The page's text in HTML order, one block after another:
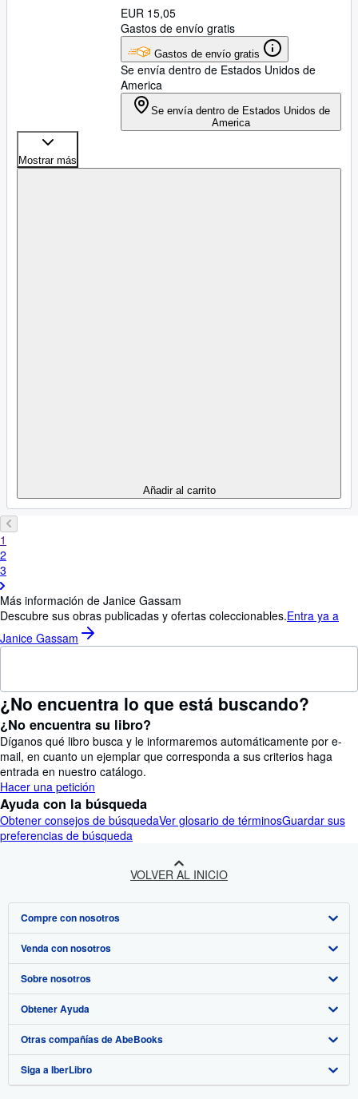
EUR 15,05
Gastos de envío gratis
Gastos de envío gratis
Se envía dentro de Estados Unidos de
America
Se envía dentro de Estados Unidos de
America
Mostrar más
Añadir al carrito
1
2
3
Más información de Janice Gassam
Descubre sus obras publicadas y ofertas coleccionables.Entra ya a
Janice Gassam
¿No encuentra lo que está buscando?
¿No encuentra su libro?
Díganos qué libro busca y le informaremos automáticamente por e-
mail, en cuanto un ejemplar que corresponda a sus criterios haga
entrada en nuestro catálogo.
Hacer una petición
Ayuda con la búsqueda
Obtener consejos de búsquedaVer glosario de términosGuardar sus
preferencias de búsqueda
VOLVER AL INICIO
Compre con nosotros
Búsqueda avanzada
Colecciones
Mi cuenta
Mis pedidos
Ver carrito
Venda con nosotros
Comenzar a vender
Únase a nuestro programa de afiliados
Recomiende un vendedor
Sobre nosotros
Sobre IberLibro
Medios
Empleo
Obtener Ayuda
Preguntas frecuentes y guías
Atención al Cliente
Otras compañías de AbeBooks
AbeBooks.com
Siga a IberLibro